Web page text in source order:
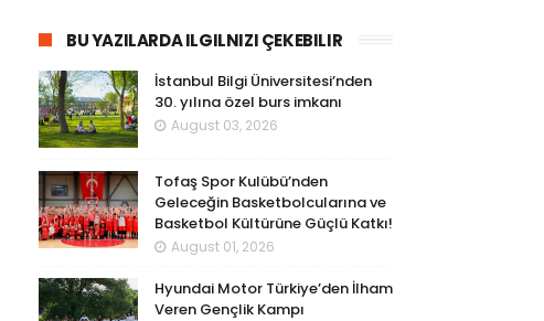
BU YAZILARDA ILGILNIZI ÇEKEBILIR
İstanbul Bilgi Üniversitesi’nden
30. yılına özel burs imkanı
August 03, 2026
Tofaş Spor Kulübü’nden
Geleceğin Basketbolcularına ve
Basketbol Kültürüne Güçlü Katkı!
August 01, 2026
Hyundai Motor Türkiye’den İlham
Veren Gençlik Kampı